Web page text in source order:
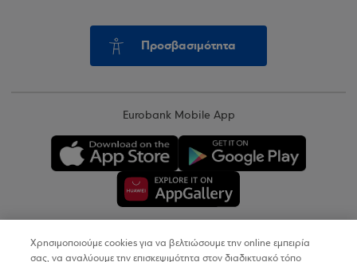
Προσβασιμότητα
Eurobank Mobile App
Copyright © 2026
Χρησιμοποιούμε cookies για να βελτιώσουμε την online εμπειρία
σας, να αναλύουμε την επισκεψιμότητα στον διαδικτυακό τόπο